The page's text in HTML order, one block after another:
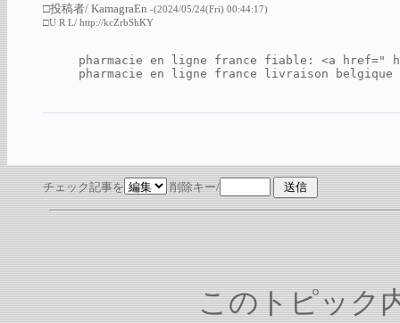
□投稿者/ KamagraEn -(2024/05/24(Fri) 00:44:17)
□U R L/ http://kcZrbShKY
pharmacie en ligne france fiable: <a href="
pharmacie en ligne france livraison belgique
チェック記事を 削除キー/
このトピック